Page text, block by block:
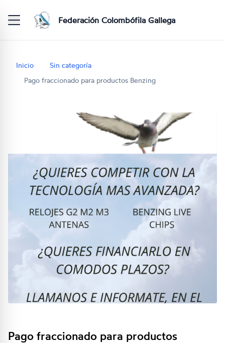
Federación Colombófila Gallega
Inicio Sin categoría
Pago fraccionado para productos Benzing
Pago fraccionado para productos